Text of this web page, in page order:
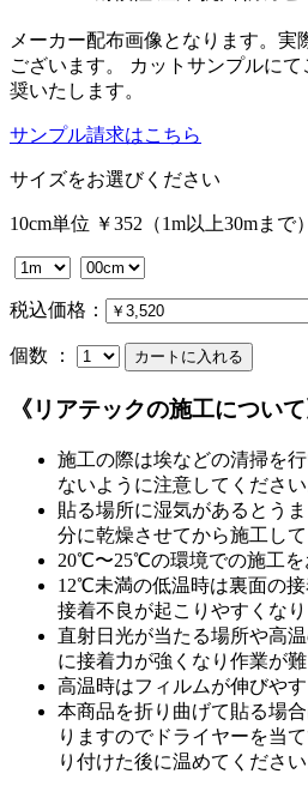
メーカー配布画像となります。実
ございます。 カットサンプルに
奨いたします。
サンプル請求はこちら
サイズをお選びください
10cm単位 ￥352（1m以上30mまで）
税込価格：
個数 ：
《リアテックの施工について
施工の際は埃などの清掃を
ないように注意してください
貼る場所に湿気があるとう
分に乾燥させてから施工して
20℃〜25℃の環境での施工を
12℃未満の低温時は裏面の
接着不良が起こりやすくなり
直射日光が当たる場所や高
に接着力が強くなり作業が難
高温時はフィルムが伸びやす
本商品を折り曲げて貼る場
りますのでドライヤーを当
り付けた後に温めてください